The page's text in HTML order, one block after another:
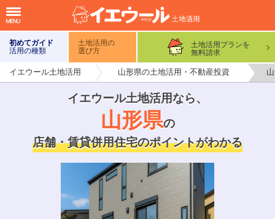
初めてガイド
活用の種類
土地活用の
選び方
土地活用プランを
無料請求
イエウール土地活用 山形県の土地活用・不動産投資
イエウール土地活用なら、
山形県の
店舗・賃貸併用住宅のポイントがわかる